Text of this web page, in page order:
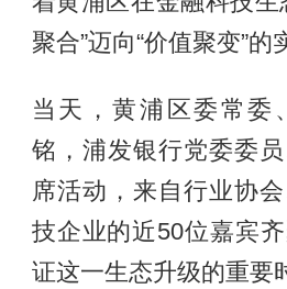
聚合”迈向“价值聚变”的
当天，黄浦区委常委
铭，浦发银行党委委
席活动，来自行业协
技企业的近50位嘉宾
证这一生态升级的重要